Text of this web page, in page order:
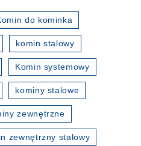
do kominka
komin stalowy
Komin systemowy
kominy stalowe
zewnętrzne
zewnętrzny stalowy